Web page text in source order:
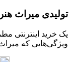
تولیدی میراث
یک خرید اینترنتی
ویژگی‌هایی که